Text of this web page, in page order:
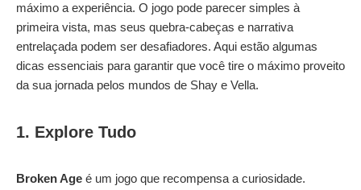
máximo a experiência. O jogo pode parecer simples à
primeira vista, mas seus quebra-cabeças e narrativa
entrelaçada podem ser desafiadores. Aqui estão algumas
dicas essenciais para garantir que você tire o máximo proveito
da sua jornada pelos mundos de Shay e Vella.
1. Explore Tudo
Broken Age é um jogo que recompensa a curiosidade.